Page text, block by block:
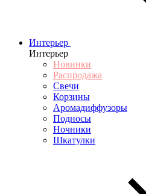
Интерьер
Интерьер
Новинки
Распродажа
Свечи
Корзины
Аромадиффузоры
Подносы
Ночники
Шкатулки